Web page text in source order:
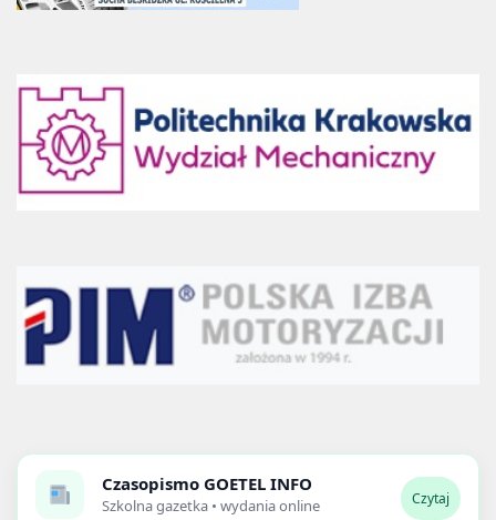
Czasopismo GOETEL INFO
Szkolna gazetka • wydania online Czytaj